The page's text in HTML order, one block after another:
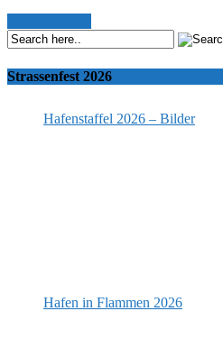
Strassenfest 2026
Hafenstaffel 2026 – Bilder
Hafen in Flammen 2026